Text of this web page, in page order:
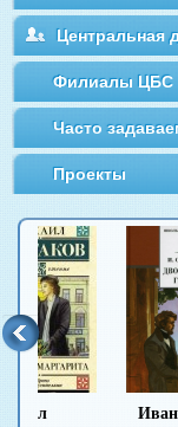
Центральная
Филиалы ЦБС
Часто
Проекты
Иван Тургенев